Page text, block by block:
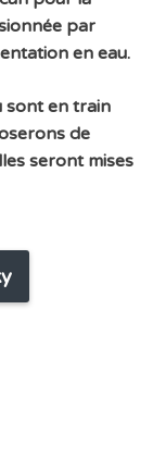
par
en eau.
sont en train
de
seront mises